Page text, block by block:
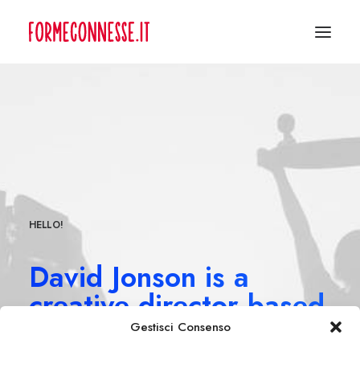
Gestisci Consenso
HELLO!
David Jonson is a
creative director based
in Nasvhille.